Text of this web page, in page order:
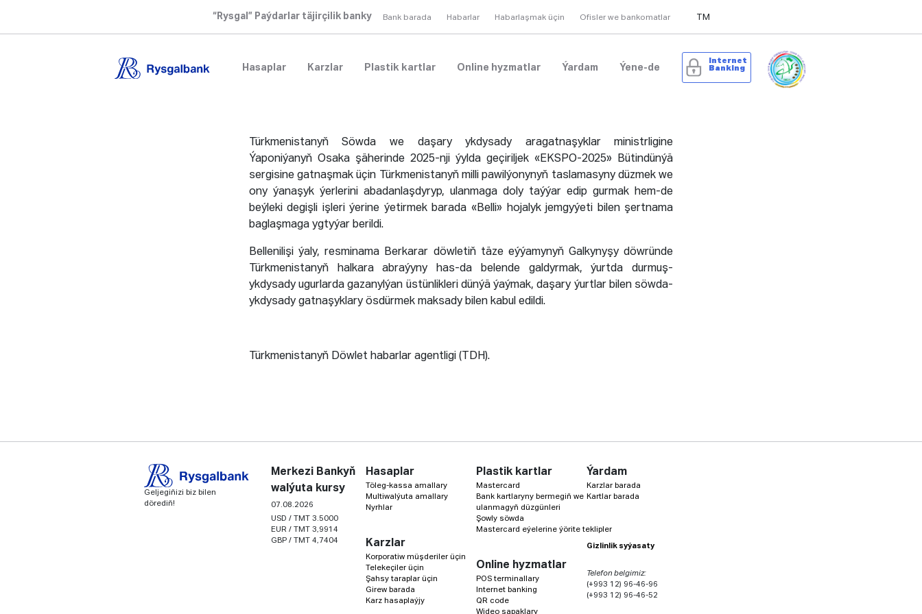
“Rysgal” Paýdarlar täjirçilik banky Bank barada Habarlar Habarlaşmak üçin Ofisler we bankomatlar TM
Hasaplar Karzlar Plastik kartlar Online hyzmatlar Ýardam Ýene-de
Internet
Banking
Türkmenistanyň Söwda we daşary ykdysady aragatnaşyklar ministrligine
Ýaponiýanyň Osaka şäherinde 2025-nji ýylda geçiriljek «EKSPO-2025» Bütindünýä
sergisine gatnaşmak üçin Türkmenistanyň milli pawilýonynyň taslamasyny düzmek we
ony ýanaşyk ýerlerini abadanlaşdyryp, ulanmaga doly taýýar edip gurmak hem-de
beýleki degişli işleri ýerine ýetirmek barada «Belli» hojalyk jemgyýeti bilen şertnama
baglaşmaga ygtyýar berildi.
Bellenilişi ýaly, resminama Berkarar döwletiň täze eýýamynyň Galkynyşy döwründe
Türkmenistanyň halkara abraýyny has-da belende galdyrmak, ýurtda durmuş-
ykdysady ugurlarda gazanylýan üstünlikleri dünýä ýaýmak, daşary ýurtlar bilen söwda-
ykdysady gatnaşyklary ösdürmek maksady bilen kabul edildi.
Türkmenistanyň Döwlet habarlar agentligi (TDH).
Geljegiňizi biz bilen
dörediň!
Merkezi Bankyň
walýuta kursy
07.08.2026
USD / TMT 3.5000
EUR / TMT 3,9914
GBP / TMT 4,7404
Hasaplar
Töleg-kassa amallary
Multiwalýuta amallary
Nyrhlar
Karzlar
Korporatiw müşderiler üçin
Telekeçiler üçin
Şahsy taraplar üçin
Girew barada
Karz hasaplaýjy
Plastik kartlar
Mastercard
Bank kartlaryny bermegiň we
ulanmagyň düzgünleri
Şowly söwda
Mastercard eýelerine ýörite teklipler
Online hyzmatlar
POS terminallary
Internet banking
QR code
Wideo sapaklary
Ýardam
Karzlar barada
Kartlar barada
Gizlinlik syýasaty
Telefon belgimiz:
(+993 12) 96-46-96
(+993 12) 96-46-52